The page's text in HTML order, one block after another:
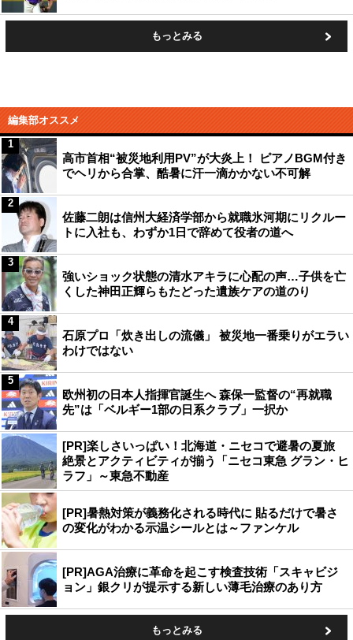
もっとみる
編集部オススメ
高市首相“被災地利用PV”が大炎上！ ピアノBGM付き
でヘリから合掌、酷暑に汗一滴かかない不可解
1
佐藤二朗は信州大経済学部から就職氷河期にリクルー
トに入社も、わずか1日で辞めて役者の道へ
2
強いショック状態の清水アキラに心配の声…子供を亡
くした神田正輝らもたどった遺族ケアの道のり
3
石原プロ「炊き出しの流儀」 被災地一番乗りがエラい
わけではない
4
欧州初の日本人指揮官誕生へ 森保一監督の“再就職
先”は「ベルギー1部の日系クラブ」一択か
5
[PR]楽しさいっぱい！北海道・ニセコで避暑の夏旅
絶景とアクティビティが揃う「ニセコ東急 グラン・ヒ
ラフ」～東急不動産
[PR]暑熱対策が義務化される時代に 貼るだけで暑さ
の変化がわかる示温シールとは～ファンケル
[PR]AGA治療に革命を起こす検査技術「スキャビジ
ョン」銀クリが提示する新しい薄毛治療のあり方
もっとみる